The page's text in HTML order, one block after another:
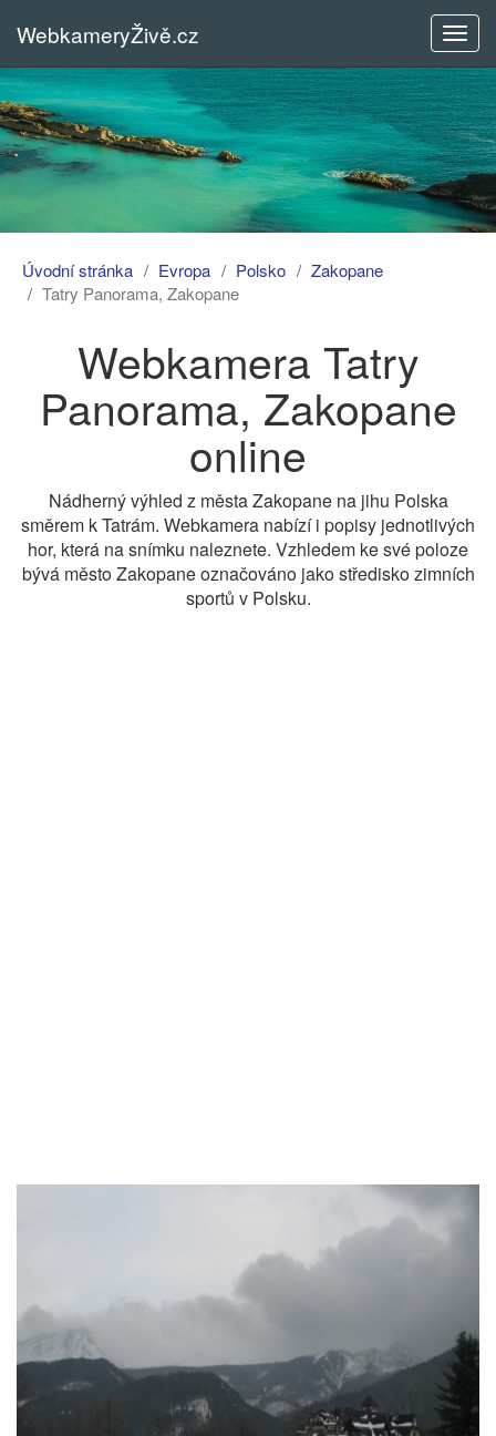
menu
WebkameryŽivě.cz
Úvodní stránka Evropa Polsko
Zakopane
Tatry Panorama, Zakopane
Webkamera Tatry
Panorama, Zakopane
online
Nádherný výhled z města Zakopane na jihu Polska
směrem k Tatrám. Webkamera nabízí i popisy jednotlivých
hor, která na snímku naleznete. Vzhledem ke své poloze
bývá město Zakopane označováno jako středisko zimních
sportů v Polsku.